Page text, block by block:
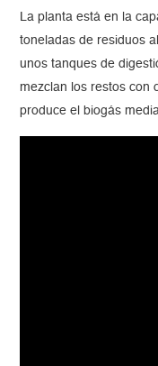
La planta está en la
toneladas de residuos
unos tanques de
mezclan los restos con
produce el biogás